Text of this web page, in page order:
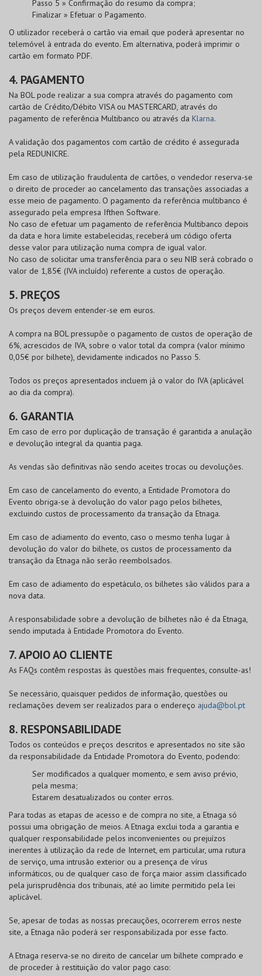
Passo 5 » Confirmação do resumo da compra;
Finalizar » Efetuar o Pagamento.
O utilizador receberá o cartão via email que poderá apresentar no
telemóvel à entrada do evento. Em alternativa, poderá imprimir o
cartão em formato PDF.
4. PAGAMENTO
Na BOLpode realizar a sua compra através do pagamento com
cartão de Crédito/Débito VISAou MASTERCARD, através do
pagamento de referência Multibanco ou através da Klarna.
A validação dos pagamentos com cartão de crédito é assegurada
pela REDUNICRE.
Em caso de utilização fraudulenta de cartões, o vendedor reserva-se
o direito de proceder ao cancelamento das transações associadas a
esse meio de pagamento. O pagamento da referência multibanco é
assegurado pela empresa Ifthen Software.
No caso de efetuar um pagamento de referência Multibanco depois
da data e hora limite estabelecidas, receberá um código oferta
desse valor para utilização numa compra de igual valor.
No caso de solicitar uma transferência para o seu NIB será cobrado o
valor de 1,85€ (IVA incluído) referente a custos de operação.
5. PREÇOS
Os preços devem entender-se em euros.
A compra na BOLpressupõe o pagamento de custos de operação de
6%, acrescidos de IVA, sobre o valor total da compra (valor mínimo
0,05€ por bilhete), devidamente indicados no Passo 5.
Todos os preços apresentados incluem já o valor do IVA (aplicável
ao dia da compra).
6. GARANTIA
Em caso de erro por duplicação de transação é garantida a anulação
e devolução integral da quantia paga.
As vendas são definitivas não sendo aceites trocas ou devoluções.
Em caso de cancelamento do evento, a Entidade Promotora do
Evento obriga-se à devolução do valor pago pelos bilhetes,
excluindo custos de processamento da transação da Etnaga.
Em caso de adiamento do evento, caso o mesmo tenha lugar à
devolução do valor do bilhete, os custos de processamento da
transação da Etnaga não serão reembolsados.
Em caso de adiamento do espetáculo, os bilhetes são válidos para a
nova data.
A responsabilidade sobre a devolução de bilhetes não é da Etnaga,
sendo imputada à Entidade Promotora do Evento.
7. APOIO AO CLIENTE
As FAQs contêm respostas às questões mais frequentes, consulte-as!
Se necessário, quaisquer pedidos de informação, questões ou
reclamações devem ser realizados para o endereço ajuda@bol.pt
8. RESPONSABILIDADE
Todos os conteúdos e preços descritos e apresentados no site são
da responsabilidade da Entidade Promotora do Evento, podendo:
Ser modificados a qualquer momento, e sem aviso prévio,
pela mesma;
Estarem desatualizados ou conter erros.
Para todas as etapas de acesso e de compra no site, a Etnaga só
possui uma obrigação de meios. A Etnaga exclui toda a garantia e
qualquer responsabilidade pelos inconvenientes ou prejuízos
inerentes à utilização da rede de Internet, em particular, uma rutura
de serviço, uma intrusão exterior ou a presença de vírus
informáticos, ou de qualquer caso de força maior assim classificado
pela jurisprudência dos tribunais, até ao limite permitido pela lei
aplicável.
Se, apesar de todas as nossas precauções, ocorrerem erros neste
site, a Etnaga não poderá ser responsabilizada por esse facto.
A Etnaga reserva-se no direito de cancelar um bilhete comprado e
de proceder à restituição do valor pago caso: